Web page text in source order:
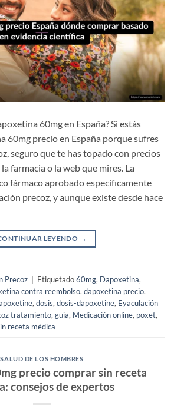
60mg en España? Si estás
60mg precio en España porque sufres
seguro que te has topado con precios
farmacia o la web que mires. La
fármaco aprobado específicamente
precoz, y aunque existe desde hace
LEYENDO →
Precoz | Etiquetado60mg, Dapoxetina,
contra reembolso, dapoxetina precio,
, dosis, dosis-dapoxetine, Eyaculación
tratamiento, guia, Medicación online, poxet,
receta médica
SALUD DE LOS HOMBRES
precio comprar sin receta
consejos de expertos